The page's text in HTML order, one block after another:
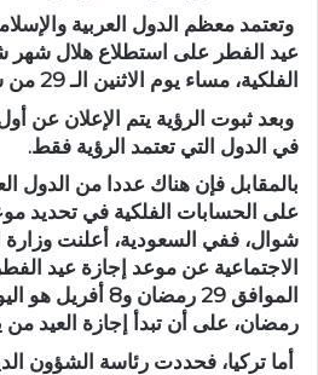
وتعتمد معظم الدول العربية
عيد الفطر على استطلاع هلال شهر
الفلكية، مساء يوم الاثنين الـ 29 من شهر رمضان.
وبعد ثبوت الرؤية يتم الإعلان عن
في الدول التي تعتمد الرؤية فقط.
بالمقابل فإن هناك عددا من الدول
على الحسابات الفلكية في تحديد
شوال، ففي السعودية، أعلنت وزارة
الاجتماعية عن موعد إجازة عيد
الموافق 29 رمضان
رمضان، على أن تبدأ إجازة العيد من يوم
أما تركيا، فحددت رئاسة الشؤون